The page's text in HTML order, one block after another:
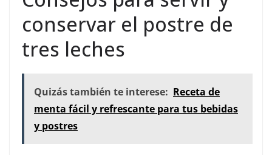
conservar el postre de
tres leches
Quizás también te interese: Receta de
menta fácil y refrescante para tus bebidas
y postres